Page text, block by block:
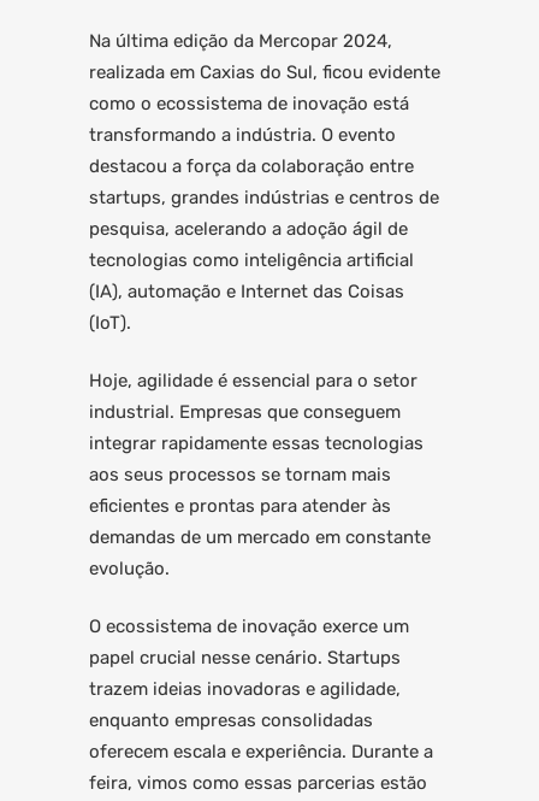
Na última edição da Mercopar 2024,
realizada em Caxias do Sul, ficou evidente
como o ecossistema de inovação está
transformando a indústria. O evento
destacou a força da colaboração entre
startups, grandes indústrias e centros de
pesquisa, acelerando a adoção ágil de
tecnologias como inteligência artificial
(IA), automação e Internet das Coisas
(IoT).
Hoje, agilidade é essencial para o setor
industrial. Empresas que conseguem
integrar rapidamente essas tecnologias
aos seus processos se tornam mais
eficientes e prontas para atender às
demandas de um mercado em constante
evolução.
O ecossistema de inovação exerce um
papel crucial nesse cenário. Startups
trazem ideias inovadoras e agilidade,
enquanto empresas consolidadas
oferecem escala e experiência. Durante a
feira, vimos como essas parcerias estão